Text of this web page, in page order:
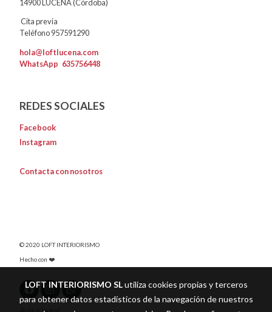
14900 LUCENA (Córdoba)
Cita previa
Teléfono 957591290
hola@loftlucena.com
WhatsApp 635756448
REDES SOCIALES
Facebook
Instagram
Contacta con nosotros
© 2020 LOFT INTERIORISMO
Hecho con ❤️
LOFT INTERIORISMO SLutiliza cookies propias y terceros
para obtener datos estadísticos de la navegación de nuestros